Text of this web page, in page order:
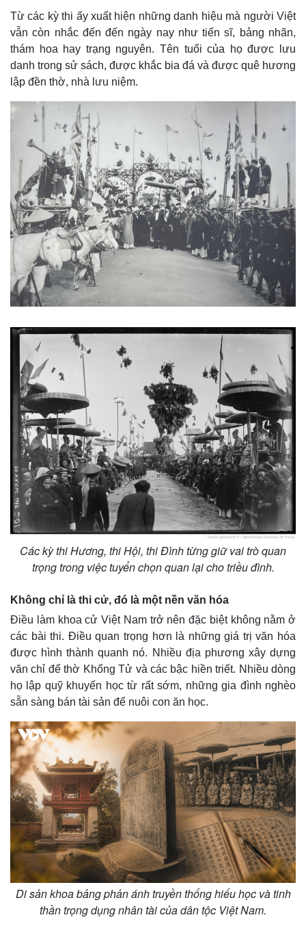
Thể thao
Bóng đá
Lịch thi đấu bóng đá
Thế giới thể thao
eSports
Hậu trường
Ô tô - Xe máy
Ô tô
Xe máy
Tư vấn
Từ các kỳ thi ấy xuất hiện những danh hiệu mà người Việt
vẫn còn nhắc đến đến ngày nay như tiến sĩ, bảng nhãn,
thám hoa hay trạng nguyên. Tên tuổi của họ được lưu
danh trong sử sách, được khắc bia đá và được quê hương
lập đền thờ, nhà lưu niệm.
Các kỳ thi Hương, thi Hội, thi Đình từng giữ vai trò quan
trọng trong việc tuyển chọn quan lại cho triều đình.
Không chỉ là thi cử, đó là một nền văn hóa
Điều làm khoa cử Việt Nam trở nên đặc biệt không nằm ở
các bài thi. Điều quan trọng hơn là những giá trị văn hóa
được hình thành quanh nó. Nhiều địa phương xây dựng
văn chỉ để thờ Khổng Tử và các bậc hiền triết. Nhiều dòng
họ lập quỹ khuyến học từ rất sớm, những gia đình nghèo
sẵn sàng bán tài sản để nuôi con ăn học.
Di sản khoa bảng phản ánh truyền thống hiếu học và tinh
thần trọng dụng nhân tài của dân tộc Việt Nam.